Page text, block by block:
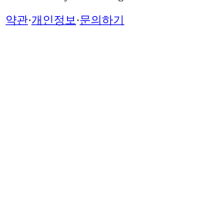
약관·개인정보 ·문의하기